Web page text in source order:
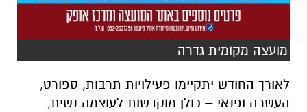
מועצה מקומית גדרה
לאורך החודש יתקיימו פעילויות תרבות, ספורט,
העשרה ופנאי – כולן מוקדשות לעוצמה נשית,